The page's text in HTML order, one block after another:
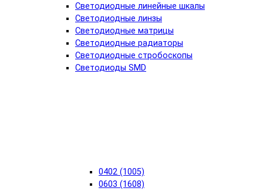
Светодиодные линейные шкалы
Светодиодные линзы
Светодиодные матрицы
Светодиодные радиаторы
Светодиодные стробоскопы
Светодиоды SMD
0402 (1005)
0603 (1608)